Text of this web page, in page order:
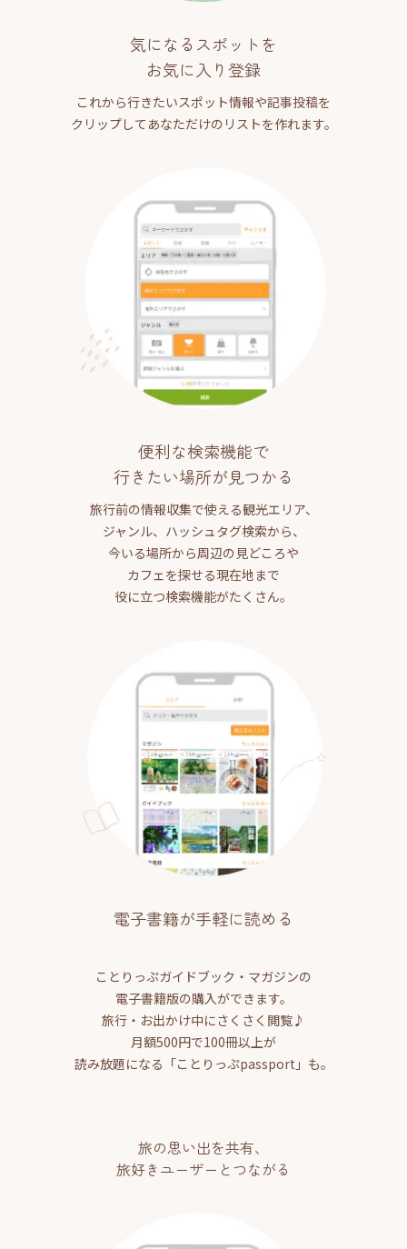
気になるスポットを
お気に入り登録
これから行きたいスポット情報や記事投稿を
クリップしてあなただけのリストを作れます。
便利な検索機能で
行きたい場所が見つかる
旅行前の情報収集で使える観光エリア、
ジャンル、ハッシュタグ検索から、
今いる場所から周辺の見どころや
カフェを探せる現在地まで
役に立つ検索機能がたくさん。
電子書籍が手軽に読める
ことりっぷガイドブック・マガジンの
電子書籍版の購入ができます。
旅行・お出かけ中にさくさく閲覧♪
月額500円で100冊以上が
読み放題になる「ことりっぷpassport」も。
旅の思い出を共有、
旅好きユーザーとつながる